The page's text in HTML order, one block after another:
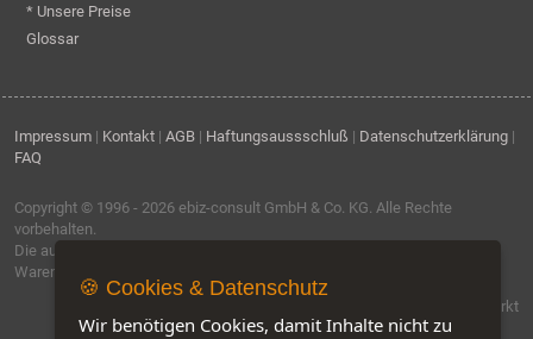
* Unsere Preise
Glossar
Impressum | Kontakt | AGB | Haftungsaussschluß | Datenschutzerklärung |
FAQ
Copyright © 1996 - 2026 ebiz-consult GmbH & Co. KG. Alle Rechte
vorbehalten.
Die auf dieser Seite verwendeten Produktbezeichnungen, Namen und
Warenzeichen sind Eigentum der jeweiligen Firmen.
Software by IQ-Markt
🍪 Cookies & Datenschutz
Wir benötigen Cookies, damit Inhalte nicht zu